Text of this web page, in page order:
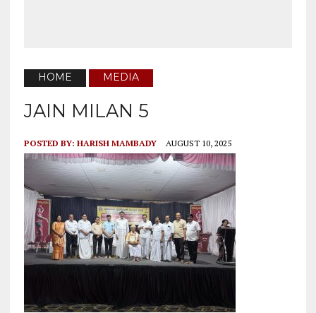
HOME MEDIA
JAIN MILAN 5
POSTED BY: HARISH MAMBADY AUGUST 10, 2025